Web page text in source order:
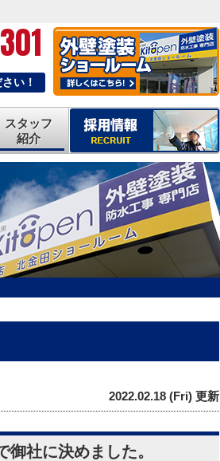
い！
スタッフ
紹介
2022.02.18 (Fri) 更新
社に決めました。